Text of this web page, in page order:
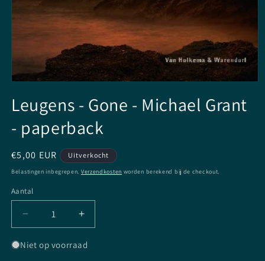
openen
in
Leugens - Gone - Michael Grant
- paperback
Normale
prijs
€5,00 EUR Uitverkocht
Belastingen inbegrepen. Verzendkosten worden berekend bij de checkout.
Aantal
Aantal
Aantal
verlagen
voor
Aantal
verhogen
voor
Niet op voorraad